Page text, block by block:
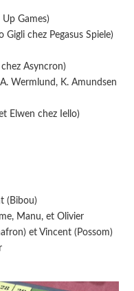
Games)
Gigli chez Pegasus Spiele)
Asyncron)
Wermlund, K. Amundsen
Elwen chez Iello)
(Bibou)
Manu, et Olivier
et Vincent (Possom)